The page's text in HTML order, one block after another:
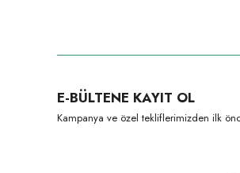
Ürün açıklamasında eksik bilgiler
Ürün bilgilerinde hatalar bulunuyor.
E-BÜLTENE KAYIT OL
Kampanya ve özel tekliflerimizden ilk